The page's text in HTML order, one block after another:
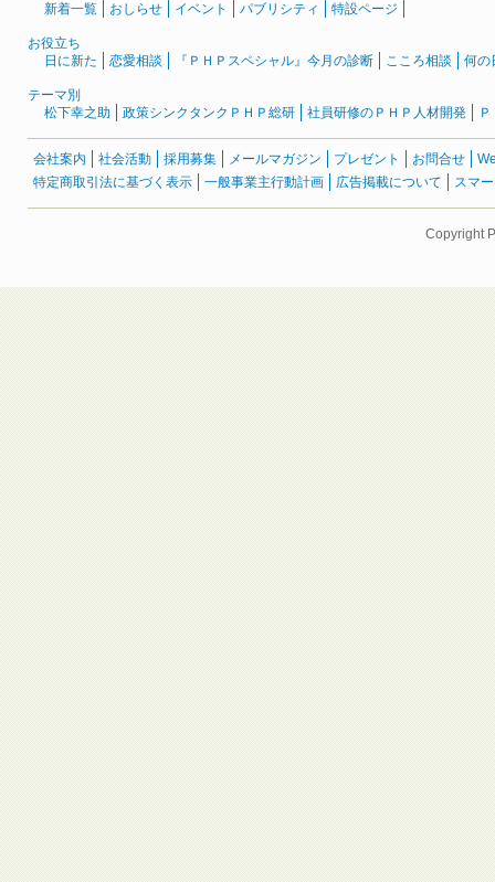
新着一覧
おしらせ イベント パブリシティ 特設ページ
お役立ち
日に新た
恋愛相談 『ＰＨＰスペシャル』今月の診断 こころ相談 何の
テーマ別
松下幸之助
政策シンクタンクＰＨＰ総研 社員研修のＰＨＰ人材開発
会社案内 社会活動 採用募集 メールマガジン プレゼント お問合せ
特定商取引法に基づく表示
一般事業主行動計画 広告掲載について スマ
Copyright